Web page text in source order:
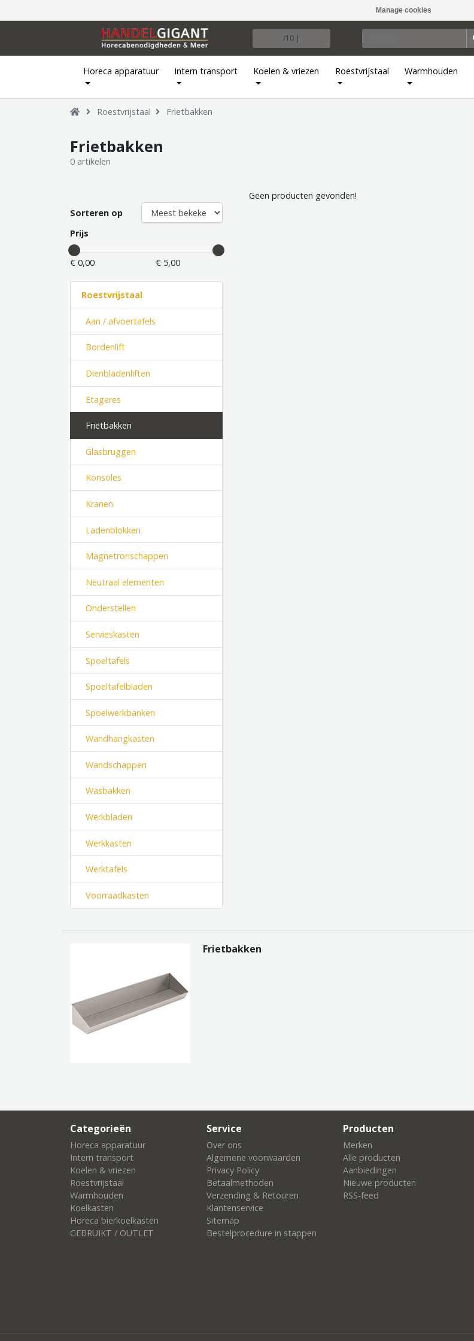
Manage cookies
/10 |
Horeca apparatuur Intern transport Koelen & vriezen Roestvrijstaal Warmhouden
Roestvrijstaal Frietbakken
Frietbakken
0 artikelen
Sorteren op
Prijs
€ 0,00 € 5,00
Roestvrijstaal
Aan / afvoertafels
Bordenlift
Dienbladenliften
Etageres
Frietbakken
Glasbruggen
Konsoles
Kranen
Ladenblokken
Magnetronschappen
Neutraal elementen
Onderstellen
Servieskasten
Spoeltafels
Spoeltafelbladen
Spoelwerkbanken
Wandhangkasten
Wandschappen
Wasbakken
Werkbladen
Werkkasten
Werktafels
Voorraadkasten
Geen producten gevonden!
Frietbakken
Categorieën
Horeca apparatuur
Intern transport
Koelen & vriezen
Roestvrijstaal
Warmhouden
Koelkasten
Horeca bierkoelkasten
GEBRUIKT / OUTLET
Service
Over ons
Algemene voorwaarden
Privacy Policy
Betaalmethoden
Verzending & Retouren
Klantenservice
Sitemap
Bestelprocedure in stappen
Producten
Merken
Alle producten
Aanbiedingen
Nieuwe producten
RSS-feed